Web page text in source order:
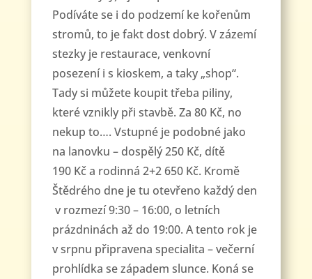
Podíváte se i do podzemí ke kořenům
stromů, to je fakt dost dobrý. V zázemí
stezky je restaurace, venkovní
posezení i s kioskem, a taky „shop“.
Tady si můžete koupit třeba piliny,
které vznikly při stavbě. Za 80 Kč, no
nekup to…. Vstupné je podobné jako
na lanovku – dospělý 250 Kč, dítě
190 Kč a rodinná 2+2 650 Kč. Kromě
Štědrého dne je tu otevřeno každý den
v rozmezí 9:30 – 16:00, o letních
prázdninách až do 19:00. A tento rok je
v srpnu připravena specialita – večerní
prohlídka se západem slunce. Koná se